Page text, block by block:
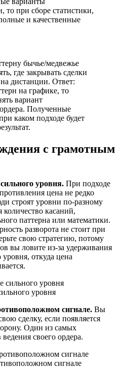
то при сборе статистики,
и качественные
бычье/медвежье
где закрывать сделки
дистанции. Ответ:
на графике, то
вариант
Полученные
каком подходе будет
с грамотным
уровня. При подходе
цена не редко
строят уровни по-разному
количество касаний,
паттерна или математики.
разворота не стоит при
свою стратегию, потому
вы ловите из-за удерживания
откуда цена
уровня
сигнале. Вы
сделку, если появляется
Один из самых
своего ордера.
сигнале